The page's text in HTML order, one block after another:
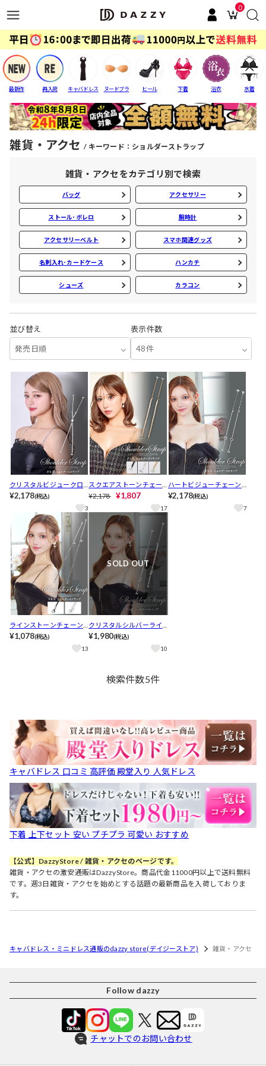
0
最新作 再入荷 キャバドレス ヌードブラ ヒール 下着 浴衣 水着
雑貨・アクセ キーワード：ショルダーストラップ
雑貨・アクセをカテゴリ別で検索
バッグ アクセサリー
ストール･ボレロ 腕時計
アクセサリーベルト スマホ関連グッズ
名刺入れ･カードケース ハンカチ
シューズ カラコン
並び替え
発売日順
表示件数
48件
クリスタルビジュークロ
スチェーンドレスショル
¥2,178(税込)
3
スクエアストーンチェー
ンドレスショルダースト
¥2,178 ¥1,807
17
ハートビジューチェーン
ドレスショルダーストラ
¥2,178(税込)
7
ラインストーンチェーン
ドレスショルダーストラ
¥1,078(税込)
13
SOLD OUT
クリスタルシルバーライ
ンチェーンドレスショル
¥1,980(税込)
10
検索件数5件
キャバドレス 口コミ 高評価 殿堂入り 人気ドレス
下着 上下セット 安い プチプラ 可愛い おすすめ
【公式】DazzyStore / 雑貨・アクセのページです。
雑貨・アクセの激安通販はDazzyStore。商品代金11000円以上で送料無料
です。週3日雑貨・アクセを始めとする話題の最新商品を入荷しておりま
す。
キャバドレス・ミニドレス通販のdazzy store(デイジーストア) 雑貨・アクセ
Follow dazzy
チャットでのお問い合わせ